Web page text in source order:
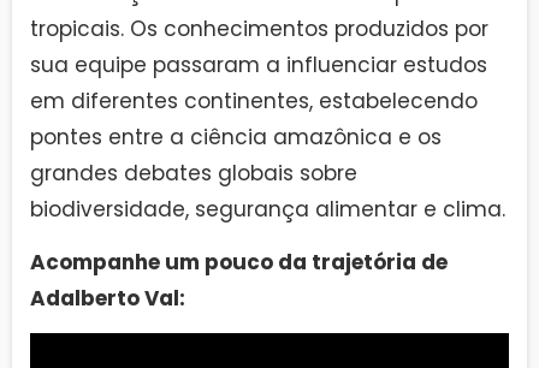
tropicais. Os conhecimentos produzidos por
sua equipe passaram a influenciar estudos
em diferentes continentes, estabelecendo
pontes entre a ciência amazônica e os
grandes debates globais sobre
biodiversidade, segurança alimentar e clima.
Acompanhe um pouco da trajetória de
Adalberto Val: